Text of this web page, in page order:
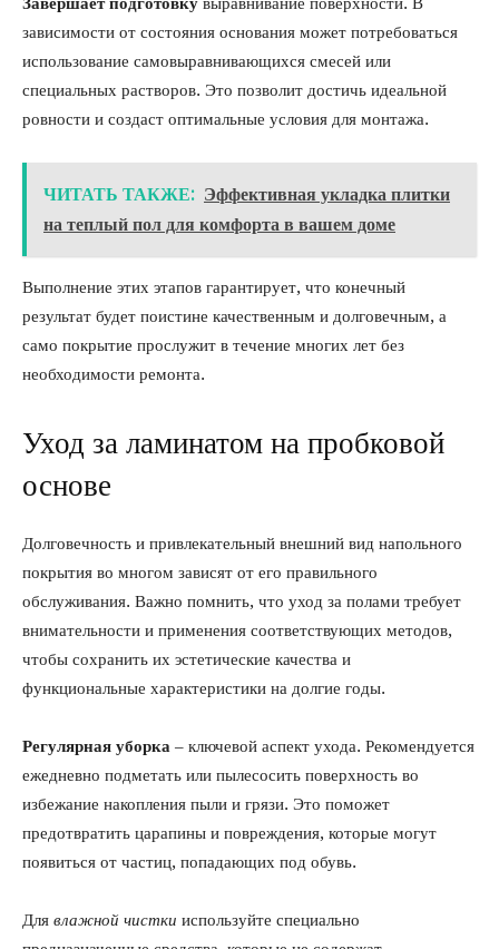
зависимости от состояния основания может потребоваться
использование самовыравнивающихся смесей или
специальных растворов. Это позволит достичь идеальной
ровности и создаст оптимальные условия для монтажа.
ЧИТАТЬ ТАКЖЕ: Эффективная укладка плитки
на теплый пол для комфорта в вашем доме
Выполнение этих этапов гарантирует, что конечный
результат будет поистине качественным и долговечным, а
само покрытие прослужит в течение многих лет без
необходимости ремонта.
Уход за ламинатом на пробковой
основе
Долговечность и привлекательный внешний вид напольного
покрытия во многом зависят от его правильного
обслуживания. Важно помнить, что уход за полами требует
внимательности и применения соответствующих методов,
чтобы сохранить их эстетические качества и
функциональные характеристики на долгие годы.
Регулярная уборка – ключевой аспект ухода. Рекомендуется
ежедневно подметать или пылесосить поверхность во
избежание накопления пыли и грязи. Это поможет
предотвратить царапины и повреждения, которые могут
появиться от частиц, попадающих под обувь.
Для влажной чистки используйте специально